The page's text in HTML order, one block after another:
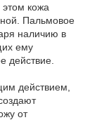
кожа
Пальмовое
наличию в
ему
действие.
действием,
от